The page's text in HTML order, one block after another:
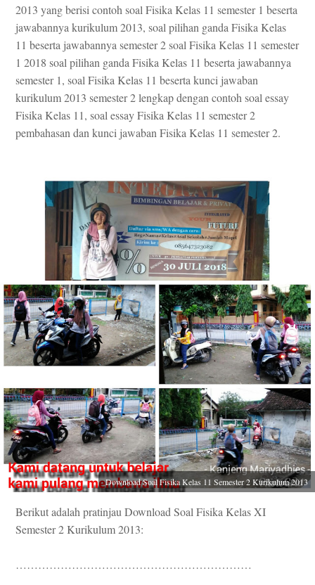
2013 yang berisi contoh soal Fisika Kelas 11 semester 1 beserta
jawabannya kurikulum 2013, soal pilihan ganda Fisika Kelas
11 beserta jawabannya semester 2 soal Fisika Kelas 11 semester
1 2018 soal pilihan ganda Fisika Kelas 11 beserta jawabannya
semester 1, soal Fisika Kelas 11 beserta kunci jawaban
kurikulum 2013 semester 2 lengkap dengan contoh soal essay
Fisika Kelas 11, soal essay Fisika Kelas 11 semester 2
pembahasan dan kunci jawaban Fisika Kelas 11 semester 2.
Download Soal Fisika Kelas 11 Semester 2 Kurikulum 2013
Berikut adalah pratinjau Download Soal Fisika Kelas XI
Semester 2 Kurikulum 2013:
………………………………………………………